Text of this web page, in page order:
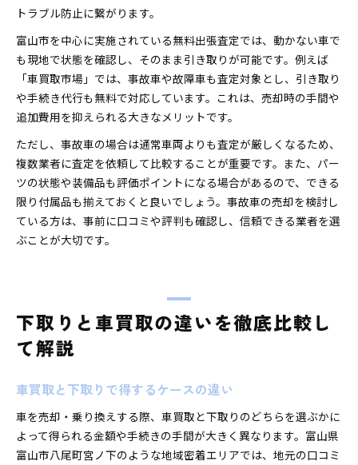
トラブル防止に繋がります。
富山市を中心に実施されている無料出張査定では、動かない車で
も現地で状態を確認し、そのまま引き取りが可能です。例えば
「車買取市場」では、事故車や故障車も査定対象とし、引き取り
や手続き代行も無料で対応しています。これは、売却時の手間や
追加費用を抑えられる大きなメリットです。
ただし、事故車の場合は通常車両よりも査定が厳しくなるため、
複数業者に査定を依頼して比較することが重要です。また、パー
ツの状態や装備品も評価ポイントになる場合があるので、できる
限り付属品も揃えておくと良いでしょう。事故車の売却を検討し
ている方は、事前に口コミや評判も確認し、信頼できる業者を選
ぶことが大切です。
下取りと車買取の違いを徹底比較し
て解説
車買取と下取りで得するケースの違い
車を売却・乗り換えする際、車買取と下取りのどちらを選ぶかに
よって得られる金額や手続きの手間が大きく異なります。富山県
富山市八尾町宮ノ下のような地域密着エリアでは、地元の口コミ